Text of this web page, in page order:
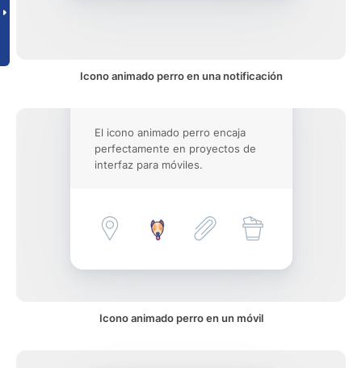
Icono animado perro en una notificación
El icono animado perro encaja
perfectamente en proyectos de
interfaz para móviles.
Icono animado perro en un móvil